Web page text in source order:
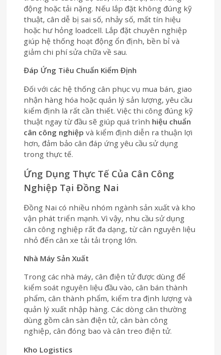
động hoặc tải nặng. Nếu lắp đặt không đúng kỹ
thuật, cân dễ bị sai số, nhảy số, mất tín hiệu
hoặc hư hỏng loadcell. Lắp đặt chuyên nghiệp
giúp hệ thống hoạt động ổn định, bền bỉ và
giảm chi phí sửa chữa về sau.
Đáp Ứng Tiêu Chuẩn Kiểm Định
Đối với các hệ thống cân phục vụ mua bán, giao
nhận hàng hóa hoặc quản lý sản lượng, yêu cầu
kiểm định là rất cần thiết. Việc thi công đúng kỹ
thuật ngay từ đầu sẽ giúp quá trình hiệu chuẩn
cân công nghiệp và kiểm định diễn ra thuận lợi
hơn, đảm bảo cân đáp ứng yêu cầu sử dụng
trong thực tế.
Ứng Dụng Thực Tế Của Cân Công
Nghiệp Tại Đồng Nai
Đồng Nai có nhiều nhóm ngành sản xuất và kho
vận phát triển mạnh. Vì vậy, nhu cầu sử dụng
cân công nghiệp rất đa dạng, từ cân nguyên liệu
nhỏ đến cân xe tải tải trọng lớn.
Nhà Máy Sản Xuất
Trong các nhà máy, cân điện tử được dùng để
kiểm soát nguyên liệu đầu vào, cân bán thành
phẩm, cân thành phẩm, kiểm tra định lượng và
quản lý xuất nhập hàng. Các dòng cân thường
dùng gồm cân sàn điện tử, cân bàn công
nghiệp, cân đóng bao và cân treo điện tử.
Kho Logistics